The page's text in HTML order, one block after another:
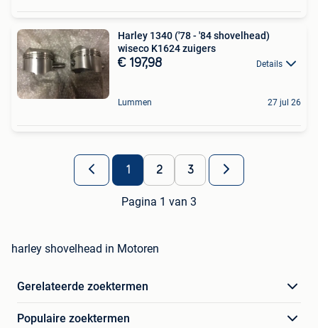
Harley 1340 ('78 - '84 shovelhead)
wiseco K1624 zuigers
€ 197,98 Details
Lummen 27 jul 26
1 2 3
Pagina 1 van 3
harley shovelhead in Motoren
Gerelateerde zoektermen
Populaire zoektermen